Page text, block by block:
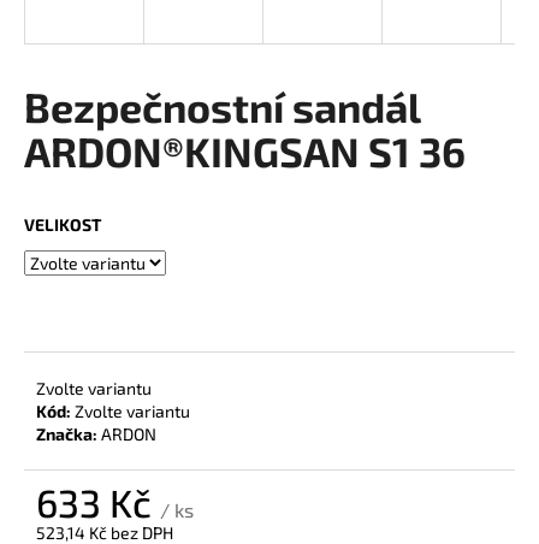
Bezpečnostní sandál
ARDON®KINGSAN S1 36
VELIKOST
Zvolte variantu
Kód: Zvolte variantu
Značka: ARDON
633 Kč / ks
523,14 Kč bez DPH
í
t
?
HLEDAT
D
o
p
o